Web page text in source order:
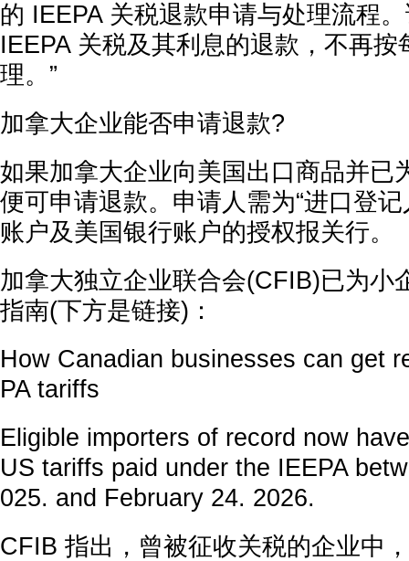
的 IEEPA 关税退款申请与处理流程
IEEPA 关税及其利息的退款，不再按
理。”
加拿大企业能否申请退款?
如果加拿大企业向美国出口商品并已
便可申请退款。申请人需为“进口登
账户及美国银行账户的授权报关行。
加拿大独立企业联合会(CFIB)已为小
指南(下方是链接)：
How Canadian businesses can get
PA tariffs
Eligible importers of record now
US tariffs paid under the IEEPA
025. and February 24. 2026.
CFIB 指出，曾被征收关税的企业中